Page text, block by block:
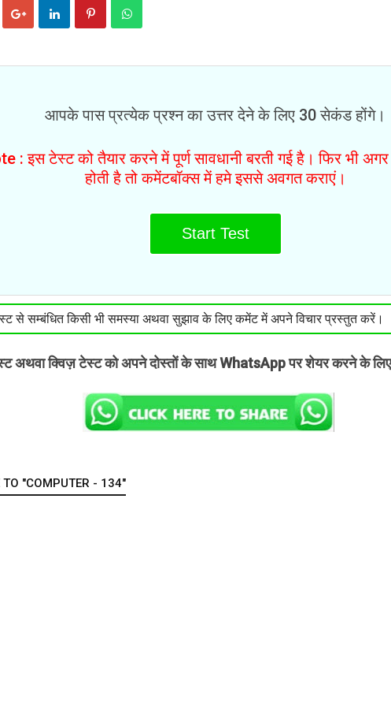
आपके पास प्रत्येक प्रश्न का उत्तर देने के लिए 30 सेकंड होंगे।
: इस टेस्ट को तैयार करने में पूर्ण सावधानी बरती गई है। फिर भी
होती है तो कमेंटबॉक्स में हमे इससे अवगत कराएं।
Start Test
से सम्बंधित किसी भी समस्या अथवा सुझाव के लिए कमेंट में अपने विचार प्रस्तुत करें।
अथवा क्विज़ टेस्ट को अपने दोस्तों के साथ WhatsApp पर शेयर करने के
TO "COMPUTER - 134"